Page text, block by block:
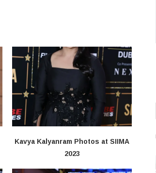
Kavya Kalyanram Photos at SIIMA
2023